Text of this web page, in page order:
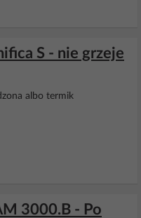
S - nie grzeje
albo termik
3000.B - Po